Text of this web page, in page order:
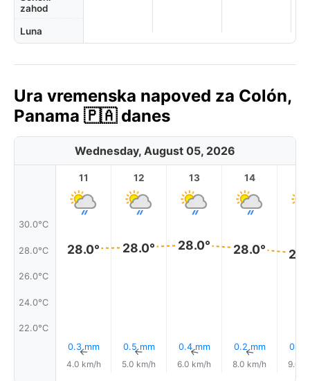
zahod
Luna
Ura vremenska napoved za Colón,
Panama 🇵🇦 danes
Wednesday, August 05, 2026
30.0°C
28.0°C
26.0°C
24.0°C
22.0°C
11
28.0°
0.3 mm
↑
4.0 km/h
12
28.0°
0.5 mm
↑
5.0 km/h
13
28.0°
0.4 mm
↑
6.0 km/h
14
28.0°
0.2 mm
↑
8.0 km/h
0.3
9.0